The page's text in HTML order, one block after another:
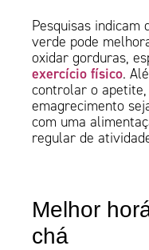
Pesquisas indicam
verde pode
oxidar gorduras,
exercício físico.
controlar o
emagrecimento
com uma
regular de
Melhor
chá